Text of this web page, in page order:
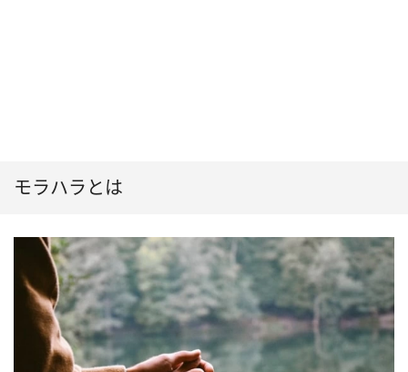
モラハラとは